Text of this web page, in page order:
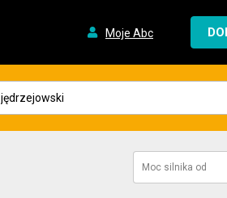
Moje Abc
Moc silnika od